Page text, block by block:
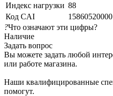
Индекс нагрузки 88
Код CAI
15860520000
?Что означают эти цифры?
Наличие
Задать вопрос
Вы можете задать любой
или работе магазина.
Наши квалифицированные
помогут.